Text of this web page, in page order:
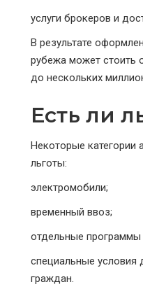
услуги брокеров и
В результате
рубежа может стоить
до нескольких
Есть ли
Некоторые категории
льготы:
электромобили;
временный ввоз;
отдельные программы
специальные условия
граждан.